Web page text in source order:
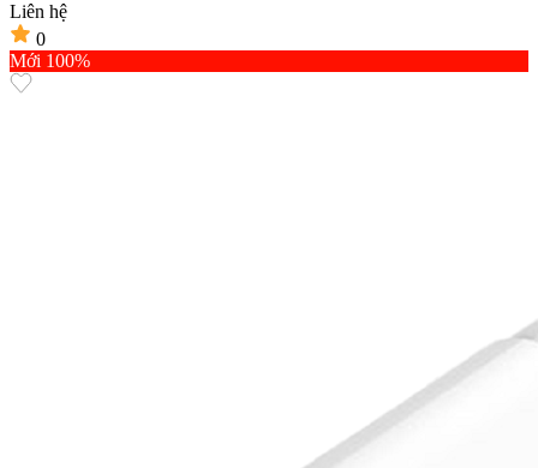
Liên hệ
0
Mới 100%